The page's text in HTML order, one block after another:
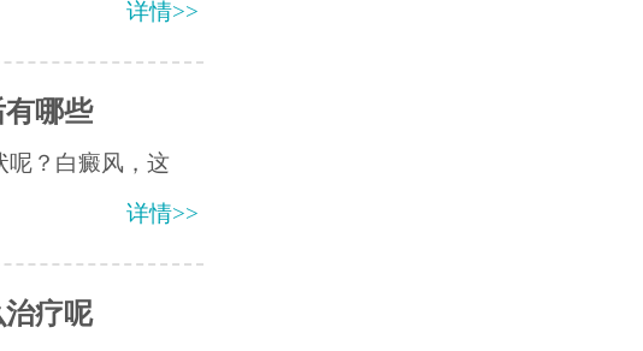
详情>>
哪些
呢？​白癜风，这
详情>>
疗呢